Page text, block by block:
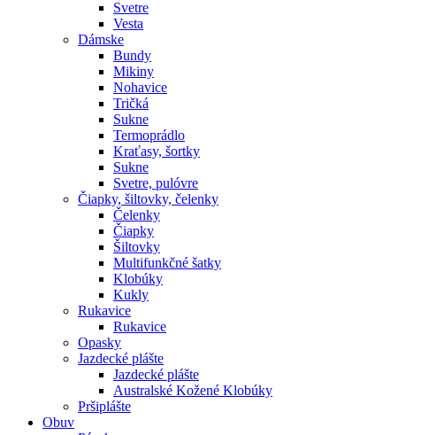
Svetre
Vesta
Dámske
Bundy
Mikiny
Nohavice
Tričká
Sukne
Termoprádlo
Kraťasy, šortky
Sukne
Svetre, pulóvre
Čiapky, šiltovky, čelenky
Čelenky
Čiapky
Šiltovky
Multifunkčné šatky
Klobúky
Kukly
Rukavice
Rukavice
Opasky
Jazdecké plášte
Jazdecké plášte
Australské Kožené Klobúky
Pršiplášte
Obuv